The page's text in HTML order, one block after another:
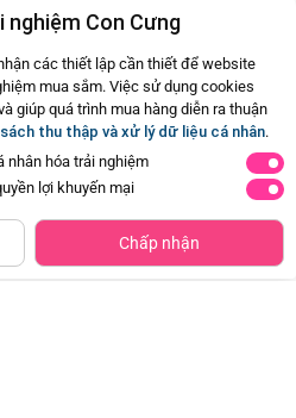
, Bấm vào để xem
giỏ Mua Ngay
nghiệm Con Cưng
các thiết lập cần thiết để website
mua sắm. Việc sử dụng cookies
giúp quá trình mua hàng diễn ra thuận
thu thập và xử lý dữ liệu cá nhân.
nhân hóa trải nghiệm
lợi khuyến mại
Chấp nhận